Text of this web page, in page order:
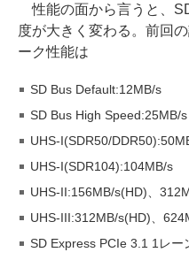
性能の面から言うと、
度が大きく変わる。前回
ーク性能は
SD Bus Default:12MB/s
SD Bus High Speed:25MB/s
UHS-I(SDR50/
UHS-I(SDR104):104MB/s
UHS-II:156MB/s(HD)、
UHS-III:312MB/s(HD)、
SD Express PCIe 3.1 1レー